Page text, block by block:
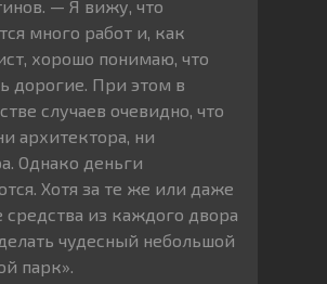
— Я вижу, что
много работ и, как
хорошо понимаю, что
дорогие. При этом в
случаев очевидно, что
архитектора, ни
Однако деньги
Хотя за те же или даже
из каждого двора
чудесный небольшой
парк».